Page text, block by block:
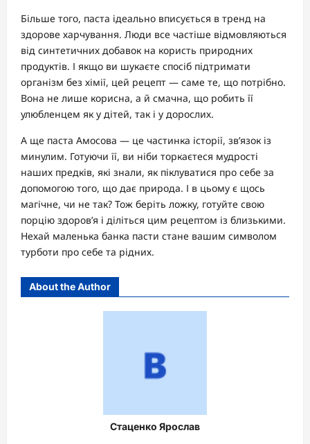
Більше того, паста ідеально вписується в тренд на
здорове харчування. Люди все частіше відмовляються
від синтетичних добавок на користь природних
продуктів. І якщо ви шукаєте спосіб підтримати
організм без хімії, цей рецепт — саме те, що потрібно.
Вона не лише корисна, а й смачна, що робить її
улюбленцем як у дітей, так і у дорослих.
А ще паста Амосова — це частинка історії, зв’язок із
минулим. Готуючи її, ви ніби торкаєтеся мудрості
наших предків, які знали, як піклуватися про себе за
допомогою того, що дає природа. І в цьому є щось
магічне, чи не так? Тож беріть ложку, готуйте свою
порцію здоров’я і діліться цим рецептом із близькими.
Нехай маленька банка пасти стане вашим символом
турботи про себе та рідних.
About the Author
Стаценко Ярослав